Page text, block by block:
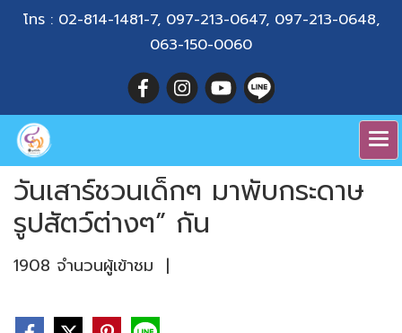
โทร : 02-814-1481-7, 097-213-0647, 097-213-0648,
063-150-0060
วันเสาร์ชวนเด็กๆ มาพับกระดาษ
รูปสัตว์ต่างๆ” กัน
1908 จำนวนผู้เข้าชม |